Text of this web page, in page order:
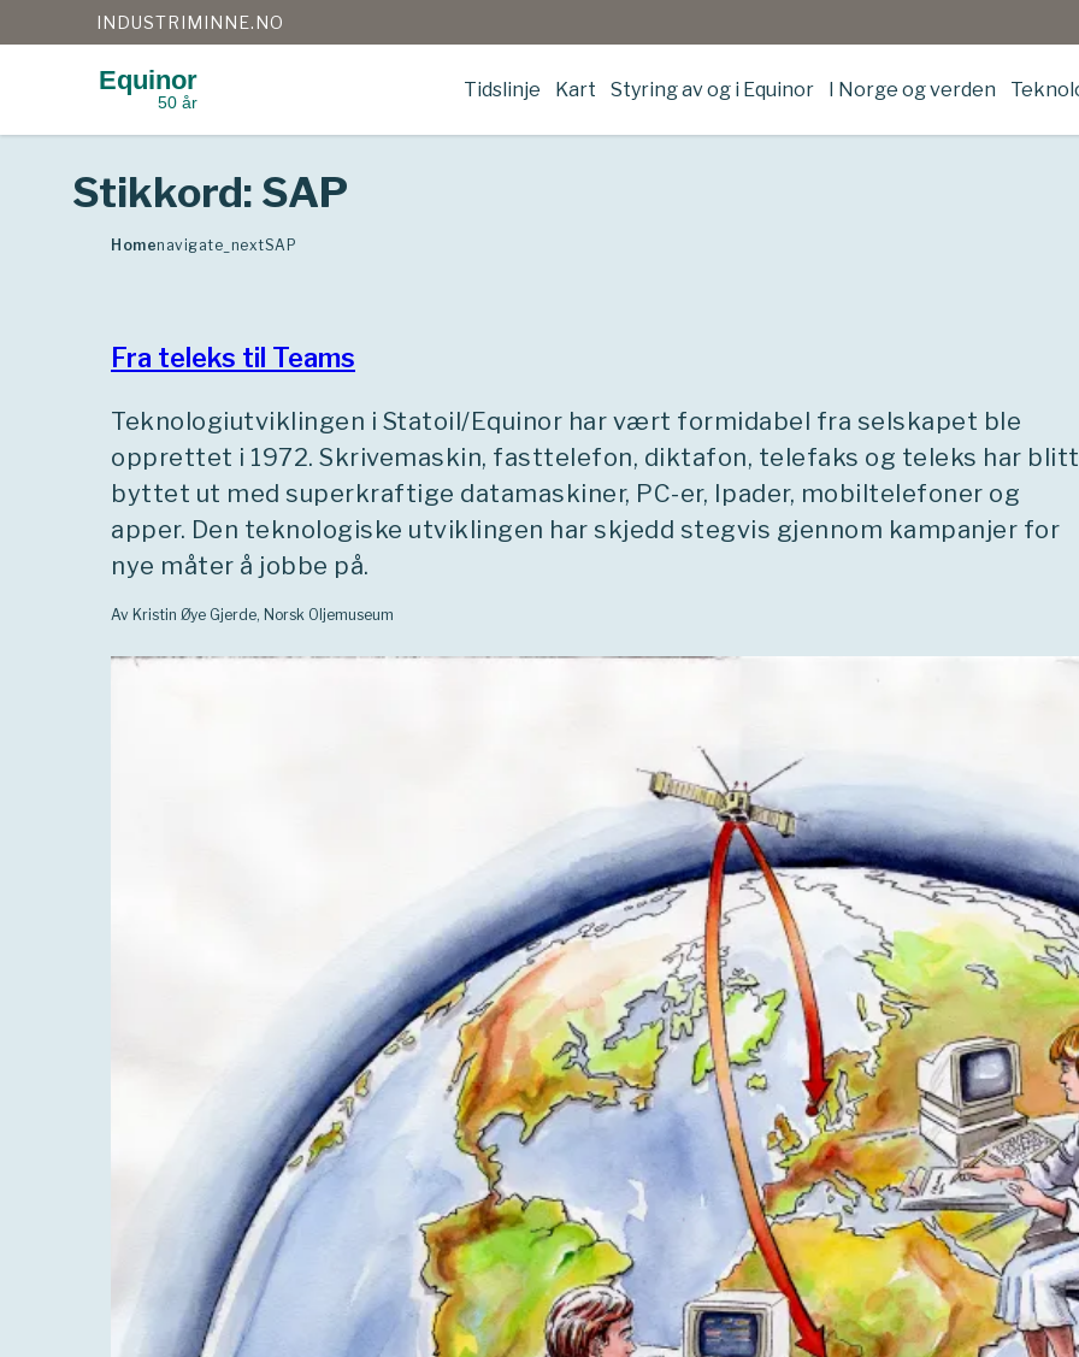
til
INDUSTRIMINNE.NO
Equinor
50 år
Tidslinje Kart Styring av og i Equinor I Norge og verden
Stikkord: SAP
Homenavigate_nextSAP
Fra teleks til Teams
Teknologiutviklingen i Statoil/Equinor har vært formidabel fra selskapet ble
opprettet i 1972. Skrivemaskin, fasttelefon, diktafon, telefaks og teleks har blitt
byttet ut med superkraftige datamaskiner, PC-er, Ipader, mobiltelefoner og
apper. Den teknologiske utviklingen har skjedd stegvis gjennom kampanjer for
nye måter å jobbe på.
Av Kristin Øye Gjerde, Norsk Oljemuseum